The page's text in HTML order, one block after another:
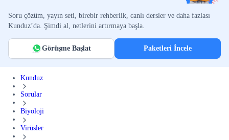
Soru çözüm, yayın seti, birebir rehberlik, canlı dersler ve daha fazlası
Kunduz’da. Şimdi al, netlerini artırmaya başla.
Görüşme Başlat Paketleri İncele
Kunduz
Sorular
Biyoloji
Virüsler